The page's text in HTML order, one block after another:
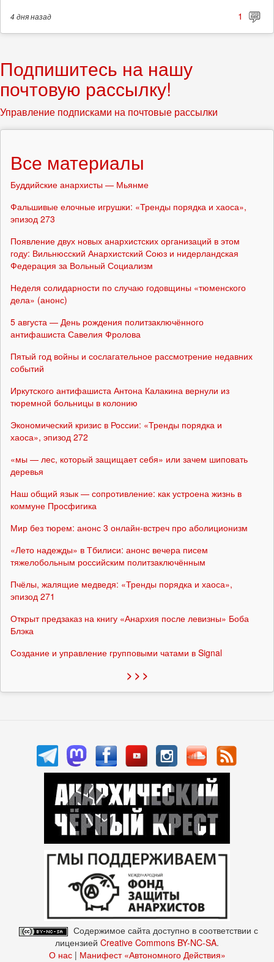
4 дняназад 1
Подпишитесь на нашу
почтовую рассылку!
Управление подписками на почтовые рассылки
Все материалы
Буддийские анархисты — Мьянме
Фальшивые елочные игрушки: «Тренды порядка и хаоса»,
эпизод 273
Появление двух новых анархистских организаций в этом
году: Вильнюсский Анархистский Союз и нидерландская
Федерация за Вольный Социализм
Неделя солидарности по случаю годовщины «тюменского
дела» (анонс)
5 августа — День рождения политзаключённого
антифашиста Савелия Фролова
Пятый год войны и сослагательное рассмотрение недавних
событий
Иркутского антифашиста Антона Калакина вернули из
тюремной больницы в колонию
Экономический кризис в России: «Тренды порядка и
хаоса», эпизод 272
«мы — лес, который защищает себя» или зачем шиповать
деревья
Наш общий язык — сопротивление: как устроена жизнь в
коммуне Просфигика
Мир без тюрем: анонс 3 онлайн-встреч про аболиционизм
«Лето надежды» в Тбилиси: анонс вечера писем
тяжелобольным российским политзаключённым
Пчёлы, жалящие медведя: «Тренды порядка и хаоса»,
эпизод 271
Открыт предзаказ на книгу «Анархия после левизны» Боба
Блэка
Создание и управление групповыми чатами в Signal
> > >
Содержимое сайта доступно в соответствии с
лицензией Creative Commons BY-NC-SA.
О нас| Манифест «Автономного Действия»